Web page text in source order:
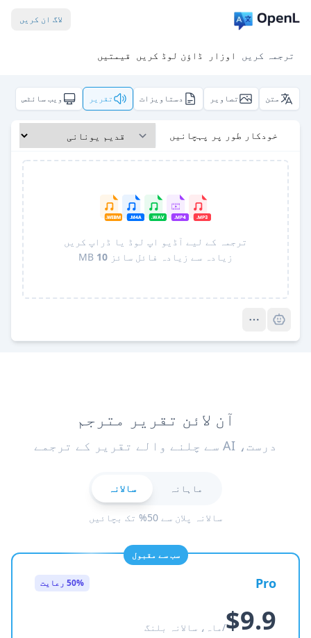
لاگ ان کریں
ترجمہ کریں اوزار ڈاؤن لوڈ کریں قیمتیں
متن تصاویر دستاویزات تقریر ویب سائٹس
خودکار طور پر پہچانیں
ترجمہ کے لیے آڈیو اپ لوڈ یا ڈراپ کریں
زیادہ سے زیادہ فائل سائز 10
آن لائن تقریر مترجم
درست، AI سے چلنے والے تقریر کے ترجمے
ماہانہ سالانہ
سالانہ پلان سے 50% تک بچائیں
سب سے مقبول
Pro 50% رعایت
$9.9/ماہ، سالانہ بلنگ